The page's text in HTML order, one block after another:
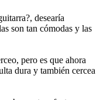
desearía
son tan cómodas y las
pero es que ahora
dura y también cercea